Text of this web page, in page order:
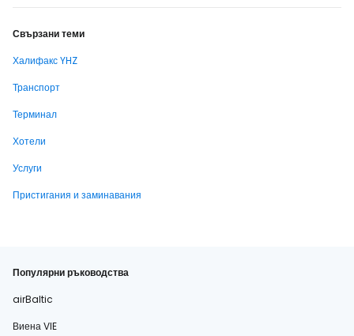
Свързани теми
Халифакс YHZ
Транспорт
Терминал
Хотели
Услуги
Пристигания и заминавания
Популярни ръководства
airBaltic
Виена VIE